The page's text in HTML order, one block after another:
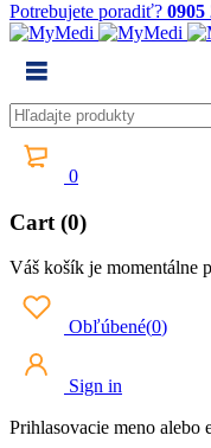
Potrebujete poradiť? 0905
0
Cart (0)
Váš košík je momentálne
Obľúbené(0)
Sign in
Prihlasovacie meno alebo